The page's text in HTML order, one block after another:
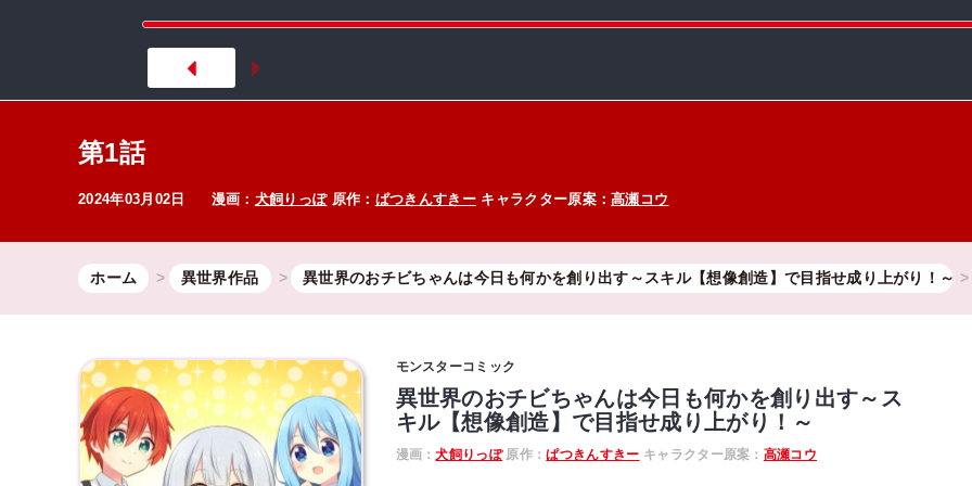
第1話
2024年03月02日 漫画： 犬飼りっぽ原作： ぱつきんすきーキャラクター原案：高瀬コウ
ホーム 異世界作品 異世界のおチビちゃんは今日も何かを創り出す～スキル【想像創造】で目指せ成り上がり！～
モンスターコミック
異世界のおチビちゃんは今日も何かを創り出す～ス
キル【想像創造】で目指せ成り上がり！～
漫画：犬飼りっぽ原作：ぱつきんすきー キャラクター原案： 高瀬コウ